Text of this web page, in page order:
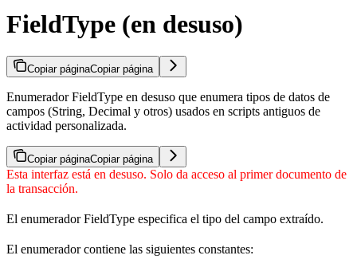
FieldType (en desuso)
Copiar páginaCopiar página
Enumerador FieldType en desuso que enumera tipos de datos de
campos (String, Decimal y otros) usados en scripts antiguos de
actividad personalizada.
Copiar páginaCopiar página
Esta interfaz está en desuso. Solo da acceso al primer documento de
la transacción.
El enumerador FieldType especifica el tipo del campo extraído.
El enumerador contiene las siguientes constantes: